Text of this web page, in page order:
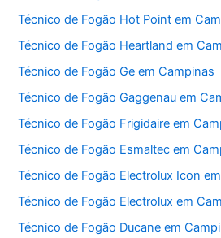
Técnico de Fogão Hot Point em
Técnico de Fogão Heartland em
Técnico de Fogão Ge em Campinas
Técnico de Fogão Gaggenau em
Técnico de Fogão Frigidaire em
Técnico de Fogão Esmaltec em
Técnico de Fogão Electrolux Icon
Técnico de Fogão Electrolux em
Técnico de Fogão Ducane em